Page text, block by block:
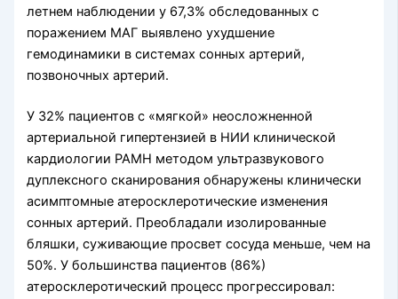
летнем наблюдении у 67,3% обследованных с
поражением МАГ выявлено ухудшение
гемодинамики в системах сонных артерий,
позвоночных артерий.
У 32% пациентов с «мягкой» неосложненной
артериальной гипертензией в НИИ клинической
кардиологии РАМН методом ультразвукового
дуплексного сканирования обнаружены клинически
асимптомные атеросклеротические изменения
сонных артерий. Преоблада­ли изолированные
бляшки, суживающие просвет сосуда меньше, чем на
50%. У большинства пациентов (86%)
атеросклеротический процесс прогрессировал: